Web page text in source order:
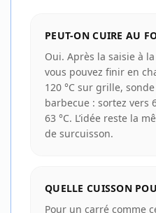
PEUT-ON CUIRE AU
Oui. Après la saisie à
vous pouvez finir en
120 °C sur grille,
barbecue : sortez vers
63 °C. L’idée reste la
de surcuisson.
QUELLE CUISSON
Pour un carré comme